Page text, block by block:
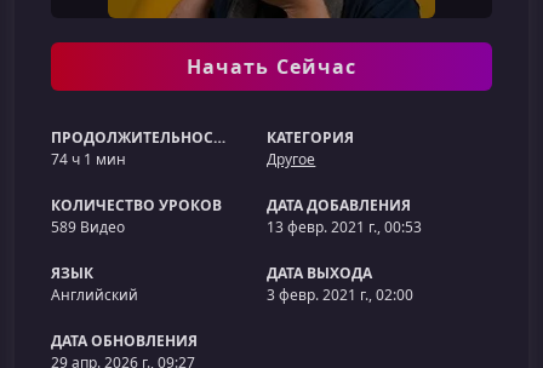
Начать Сейчас
ПРОДОЛЖИТЕЛЬНОСТЬ
74 ч 1 мин
КАТЕГОРИЯ
Другое
КОЛИЧЕСТВО УРОКОВ
589 Видео
ДАТА ДОБАВЛЕНИЯ
13 февр. 2021 г., 00:53
ЯЗЫК
Английский
ДАТА ВЫХОДА
3 февр. 2021 г., 02:00
ДАТА ОБНОВЛЕНИЯ
29 апр. 2026 г., 09:27